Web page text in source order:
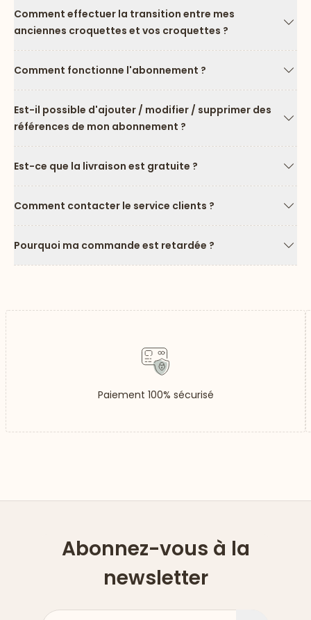
Comment effectuer la transition entre mes
anciennes croquettes et vos croquettes ?
Comment fonctionne l'abonnement ?
Est-il possible d'ajouter / modifier / supprimer des
références de mon abonnement ?
Est-ce que la livraison est gratuite ?
Comment contacter le service clients ?
Pourquoi ma commande est retardée ?
Paiement 100% sécurisé
Abonnez-vous à la
newsletter